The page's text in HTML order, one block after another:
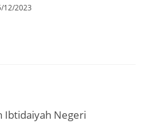
12/2023
Ibtidaiyah Negeri